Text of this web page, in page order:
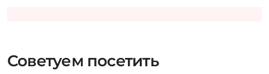
Советуем посетить